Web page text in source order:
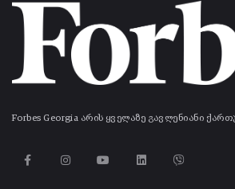
Forbes Georgia არის ყველაზე გავლენიანი